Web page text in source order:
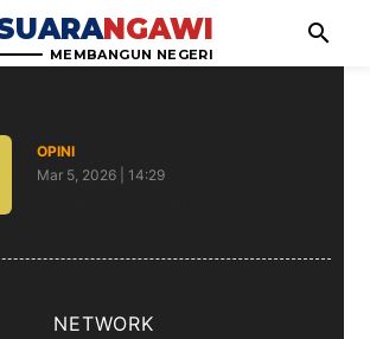
NGAWI
MEMBANGUN NEGERI
search
OPINI
Mar 5, 2026 | 14:29
NETWORK